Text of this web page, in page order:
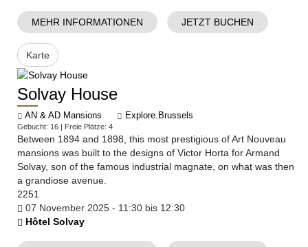
MEHR INFORMATIONEN JETZT BUCHEN
Karte
Solvay House
AN & AD Mansions Explore.Brussels
Gebucht: 16 | Freie Plätze: 4
Between 1894 and 1898, this most prestigious of Art Nouveau
mansions was built to the designs of Victor Horta for Armand
Solvay, son of the famous industrial magnate, on what was then
a grandiose avenue.
2251
07 November 2025 - 11:30 bis 12:30
Hôtel Solvay